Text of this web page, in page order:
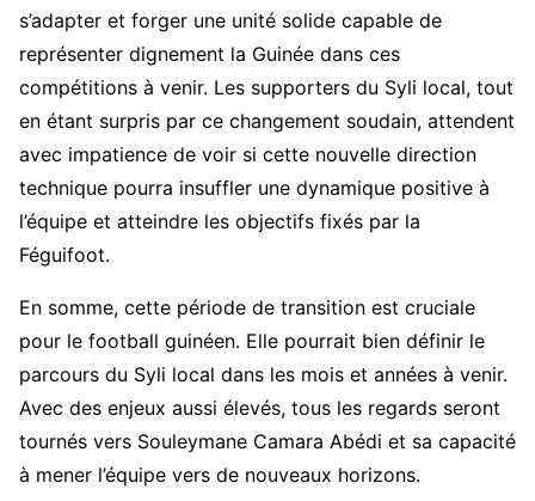
s’adapter et forger une unité solide capable de
représenter dignement la Guinée dans ces
compétitions à venir. Les supporters du Syli local, tout
en étant surpris par ce changement soudain, attendent
avec impatience de voir si cette nouvelle direction
technique pourra insuffler une dynamique positive à
l’équipe et atteindre les objectifs fixés par la
Féguifoot.
En somme, cette période de transition est cruciale
pour le football guinéen. Elle pourrait bien définir le
parcours du Syli local dans les mois et années à venir.
Avec des enjeux aussi élevés, tous les regards seront
tournés vers Souleymane Camara Abédi et sa capacité
à mener l’équipe vers de nouveaux horizons.